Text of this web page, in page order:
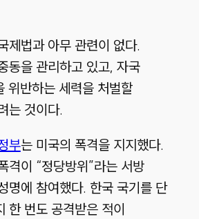
제법과 아무 관련이 없다.
동을 관리하고 있고, 자국
위반하는 세력을 처벌할
는 것이다.
부는 미국의 폭격을 지지했다.
격이 “정당방위”라는 서방
명에 참여했다. 한국 국기를 단
한 번도 공격받은 적이